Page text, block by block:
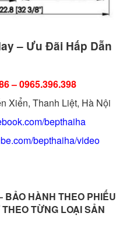
– Ưu Đãi Hấp Dẫn
– 0965.396.398
Xiển, Thanh Liệt, Hà Nội
bepthaiha
bepthaiha/video
BẢO HÀNH THEO PHIẾU
TỪNG LOẠI SẢN